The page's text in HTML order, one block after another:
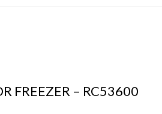
FREEZER – RC53600